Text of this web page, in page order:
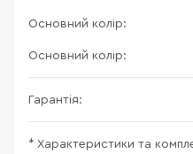
Основний колір:
Основний колір:
Гарантія:
* Характеристики та